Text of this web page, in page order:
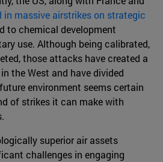
in massive airstrikes on strategic
to chemical development
use. Although being calibrated,
those attacks have created a
the West and have divided
environment seems certain
of strikes it can make with
superior air assets
challenges in engaging